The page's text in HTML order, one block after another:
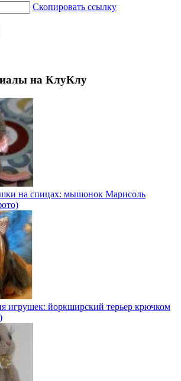
Скопировать ссылку
на КлуКлу
на спицах: мышонок Марисоль
игрушек: йоркширский терьер крючком